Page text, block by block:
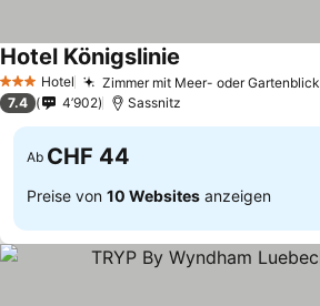
3 SterneHotel Zimmer mit Meer- oder Gartenblick
Hotel Königslinie
7.4 4’902 Sassnitz
Ab CHF 44
Preise von 10 Websites anzeigen